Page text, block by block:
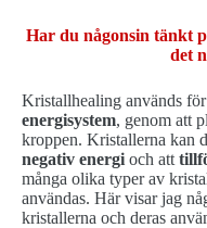
Har du någonsin tänkt
det
Kristallhealing används
energisystem, genom att
kroppen. Kristallerna kan
negativ energi och att
många olika typer av
användas. Här visar jag
kristallerna och deras